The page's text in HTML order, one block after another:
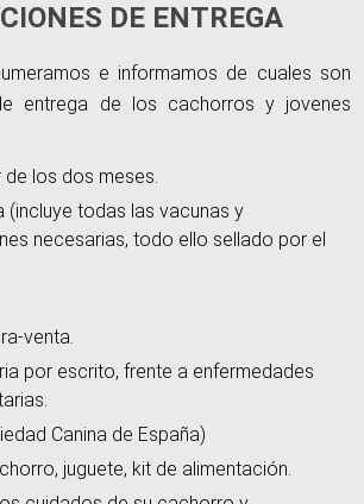
DE ENTREGA
e informamos de cuales son
entrega de los cachorros y jovenes
de los dos meses.
(incluye todas las vacunas y
necesarias, todo ello sellado por el
venta.
por escrito, frente a enfermedades
Canina de España)
juguete, kit de alimentación.